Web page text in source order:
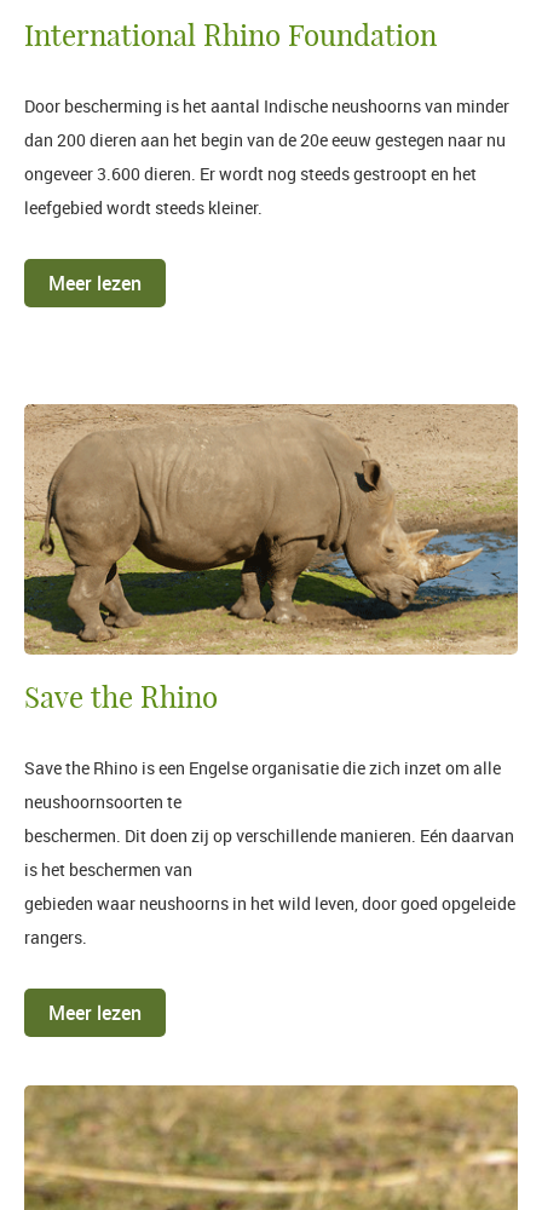
International Rhino Foundation
Door bescherming is het aantal Indische neushoorns van minder
dan 200 dieren aan het begin van de 20e eeuw gestegen naar nu
ongeveer 3.600 dieren. Er wordt nog steeds gestroopt en het
leefgebied wordt steeds kleiner.
Meer lezen
Save the Rhino
Save the Rhino is een Engelse organisatie die zich inzet om alle
neushoornsoorten te
beschermen. Dit doen zij op verschillende manieren. Eén daarvan
is het beschermen van
gebieden waar neushoorns in het wild leven, door goed opgeleide
rangers.
Meer lezen